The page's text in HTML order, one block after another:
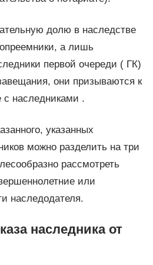
долю в наследстве
а лишь
первой очереди ( ГК)
они призываются к
с наследниками .
указанных
можно разделить на три
рассмотреть
или
наследодателя.
наследника от